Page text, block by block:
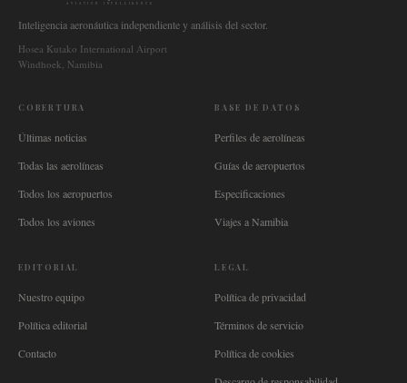
AVIATION INTELLIGENCE
Inteligencia aeronáutica independiente y análisis del sector.
Hosea Kutako International Airport
Windhoek, Namibia
COBERTURA
Últimas noticias
Todas las aerolíneas
Todos los aeropuertos
Todos los aviones
BASE DE DATOS
Perfiles de aerolíneas
Guías de aeropuertos
Especificaciones
Viajes a Namibia
EDITORIAL
Nuestro equipo
Política editorial
Contacto
LEGAL
Política de privacidad
Términos de servicio
Política de cookies